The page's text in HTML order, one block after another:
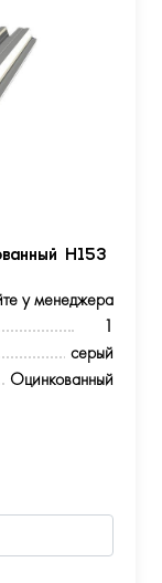
Н153
у менеджера
1
серый
Оцинкованный